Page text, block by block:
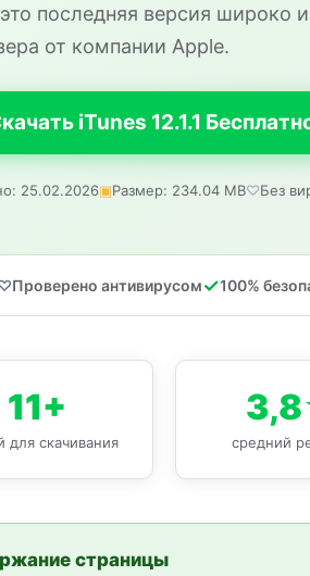
последняя версия широко
от компании Apple.
iTunes 12.1.1
25.02.2026 Размер: 234.04 MB Без
Проверено антивирусом 100%
11+
для скачивания средний
страницы